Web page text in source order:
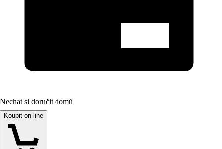
Nechat si doručit domů
Koupit on-line